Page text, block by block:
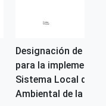
Designación de
para la
Sistema Local de
Ambiental de la